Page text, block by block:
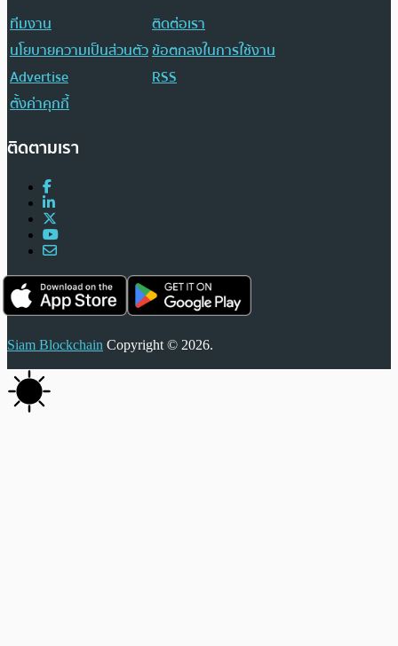
ทีมงาน
ติดต่อเรา
นโยบายความเป็นส่วนตัวข้อตกลงในการใช้งาน
Advertise
RSS
ตั้งค่าคุกกี้
ติดตามเรา
Siam Blockchain Copyright © 2026.